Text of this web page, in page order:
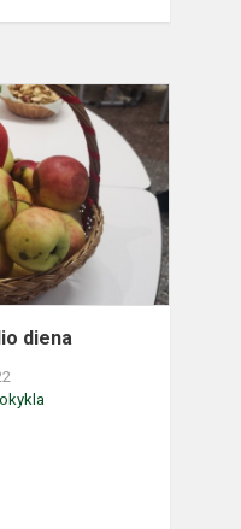
Pasaulinė
obuolio
diena